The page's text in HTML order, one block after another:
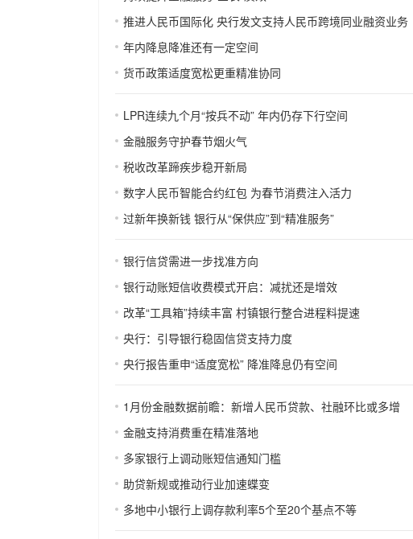
推进人民币国际化 央行发文支持人民币跨境同业融资业务
年内降息降准还有一定空间
货币政策适度宽松更重精准协同
LPR连续九个月“按兵不动” 年内仍存下行空间
金融服务守护春节烟火气
税收改革蹄疾步稳开新局
数字人民币智能合约红包 为春节消费注入活力
过新年换新钱 银行从“保供应”到“精准服务”
银行信贷需进一步找准方向
银行动账短信收费模式开启：减扰还是增效
改革“工具箱”持续丰富 村镇银行整合进程料提速
央行：引导银行稳固信贷支持力度
央行报告重申“适度宽松” 降准降息仍有空间
1月份金融数据前瞻：新增人民币贷款、社融环比或多增
金融支持消费重在精准落地
多家银行上调动账短信通知门槛
助贷新规或推动行业加速蝶变
多地中小银行上调存款利率5个至20个基点不等